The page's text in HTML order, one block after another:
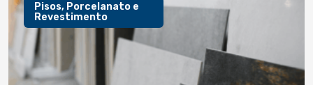
Pisos, Porcelanato e
Revestimento